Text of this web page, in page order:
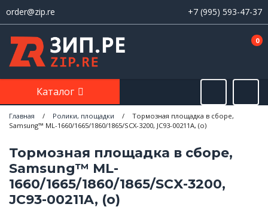
order@zip.re +7 (995) 593-47-37
0
Каталог
Главная / Ролики, площадки /
Тормозная площадка в сборе,
Samsung™ ML-1660/1665/1860/1865/SCX-3200, JC93-00211A, (о)
Тормозная площадка в сборе,
Samsung™ ML-
1660/1665/1860/1865/SCX-3200,
JC93-00211A, (о)